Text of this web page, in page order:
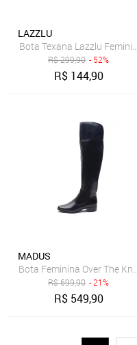
LAZZLU
Bota Texana Lazzlu
R$299,90 - 52%
R$ 144,90
MADUS
R$699,90 - 21%
R$ 549,90